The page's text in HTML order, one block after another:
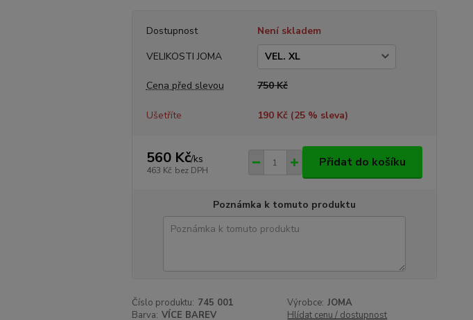
Dostupnost
Není skladem
VELIKOSTI JOMA
Cena před slevou 750 Kč
Ušetříte 190 Kč (25% sleva)
560 Kč/ks
463 Kč bez DPH
Přidat do košíku
Poznámka k tomuto produktu
Číslo produktu: 745 001 Výrobce: JOMA
Barva: VÍCE BAREV Hlídat cenu / dostupnost